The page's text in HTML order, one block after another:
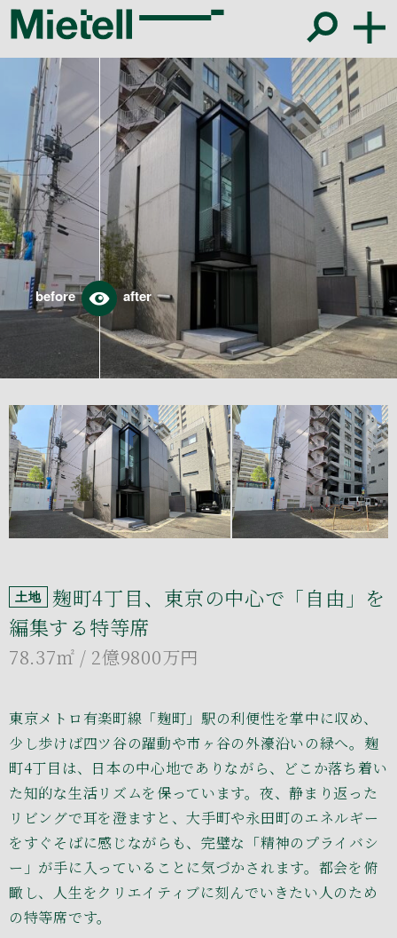
土地
麹町4丁目、東京の中心で「自由」を
編集する特等席
78.37㎡ / 2億9800万円
東京メトロ有楽町線「麹町」駅の利便性を掌中に収め、
少し歩けば四ツ谷の躍動や市ヶ谷の外濠沿いの緑へ。麹
町4丁目は、日本の中心地でありながら、どこか落ち着い
た知的な生活リズムを保っています。夜、静まり返った
リビングで耳を澄ますと、大手町や永田町のエネルギー
をすぐそばに感じながらも、完璧な「精神のプライバシ
ー」が手に入っていることに気づかされます。都会を俯
瞰し、人生をクリエイティブに刻んでいきたい人のため
の特等席です。